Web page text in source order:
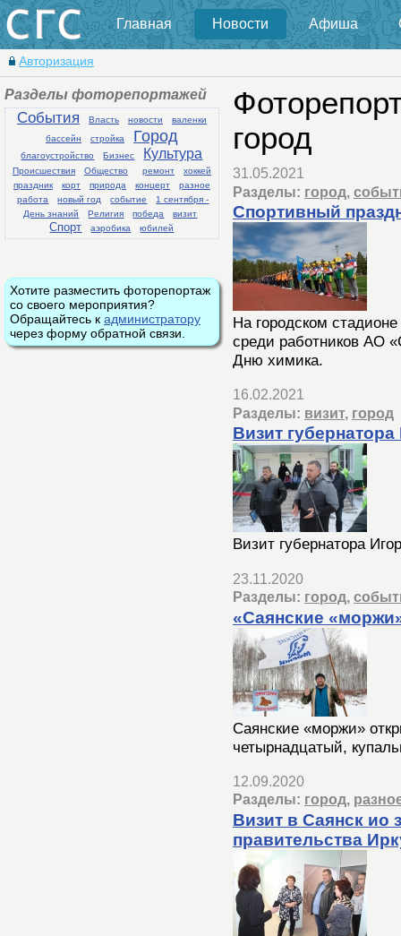
Главная Новости Афиша
Авторизация
Разделы фоторепортажей
События Власть новости
валенки
бассейн
стройка Город
благоустройство Бизнес Культура
Происшествия Общество ремонт
хоккей
праздник
корт природа концерт
разное
работа
новый год событие
1 сентября -
День знаний
Религия победа визит
Спорт аэробика юбилей
Хотите разместить фоторепортаж
со своего мероприятия?
Обращайтесь к администратору
через форму обратной связи.
город
31.05.2021
Разделы: город,
Спортивный
На городском
среди работников АО
Дню химика.
16.02.2021
Разделы: визит, город
Визит
Визит губернатора
23.11.2020
Разделы: город,
«Саянские
Саянские «моржи»
четырнадцатый,
12.09.2020
Разделы: город,
Визит в Саянск ио
правительства